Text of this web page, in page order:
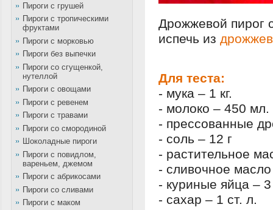
Пироги с грушей
Пироги с тропическими
фруктами
Пироги с морковью
Пироги без выпечки
Пироги со сгущенкой,
нутеллой
Пироги с овощами
Пироги с ревенем
Пироги с травами
Пироги со смородиной
Шоколадные пироги
Пироги с повидлом,
вареньем, джемом
Пироги с абрикосами
Пироги со сливами
Пироги с маком
Дрожжевой пирог
испечь из
Для теста:
- мука – 1 кг.
- молоко – 450 мл.
- прессованные
- соль – 12 г
- растительное
- сливочное
- куриные яйца –
- сахар – 1 ст. л.